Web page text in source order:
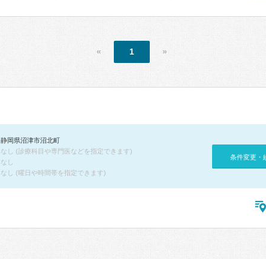
« 1 »
静岡県沼津市沼北町
なし (診療科目や専門医などを指定できます)
なし
なし (曜日や時間帯を指定できます)
条件変更・